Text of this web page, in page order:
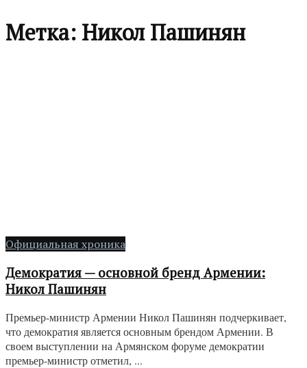
Метка: Никол Пашинян
Официальная хроника
Демократия — основной бренд Армении:
Никол Пашинян
Премьер-министр Армении Никол Пашинян подчеркивает,
что демократия является основным брендом Армении. В
своем выступлении на Армянском форуме демократии
премьер-министр отметил, ...